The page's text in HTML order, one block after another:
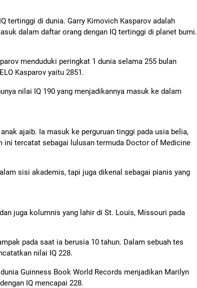
tertinggi di dunia. Garry Kimovich Kasparov adalah
dalam daftar orang dengan IQ tertinggi di planet bumi.
menduduki peringkat 1 dunia selama 255 bulan
Kasparov yaitu 2851.
nilai IQ 190 yang menjadikannya masuk ke dalam
ajaib. Ia masuk ke perguruan tinggi pada usia belia,
ini tercatat sebagai lulusan termuda Doctor of Medicine
sisi akademis, tapi juga dikenal sebagai pianis yang
juga kolumnis yang lahir di St. Louis, Missouri pada
pada saat ia berusia 10 tahun. Dalam sebuah tes
nilai IQ 228.
Guinness Book World Records menjadikan Marilyn
IQ mencapai 228.